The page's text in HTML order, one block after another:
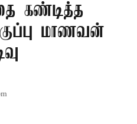
கண்டித்த
மாணவன்